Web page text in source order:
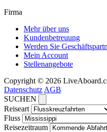
Firma
Mehr über uns
Kundenbetreuung
Werden Sie
Mein Account
Stellenangebote
Copyright © 2026
Datenschutz AGB
SUCHEN
Reiseart
Fluss
Reisezeitraum